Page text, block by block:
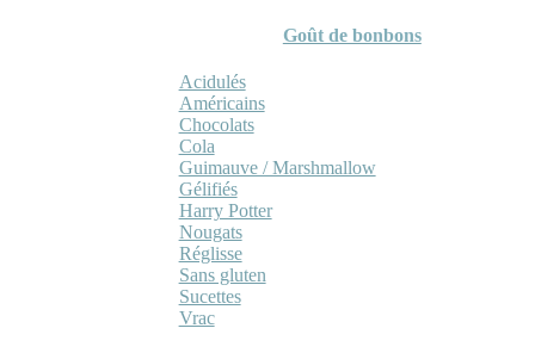
Goût de bonbons
Acidulés
Américains
Chocolats
Cola
Guimauve / Marshmallow
Gélifiés
Harry Potter
Nougats
Réglisse
Sans gluten
Sucettes
Vrac